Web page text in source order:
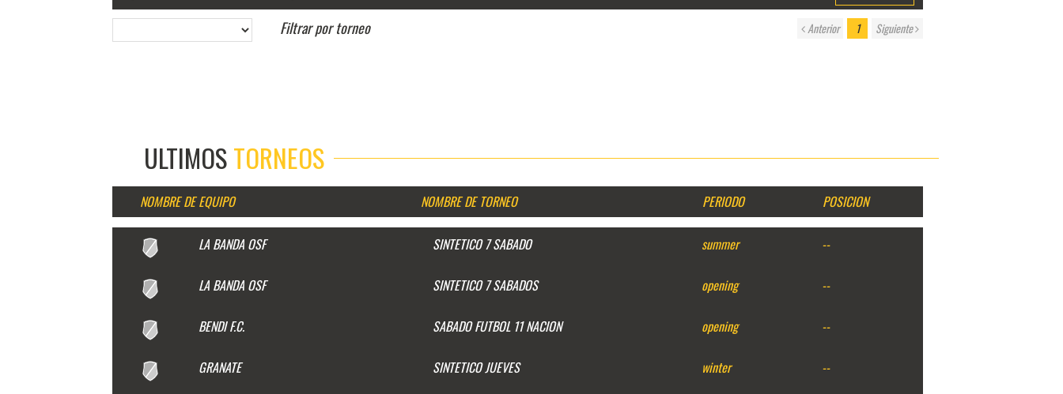
Filtrar por torneo Anterior 1 Siguiente
ULTIMOSTORNEOS
NOMBRE DE EQUIPO NOMBRE DE TORNEO PERIODO POSICION
LA BANDA OSF SINTETICO 7 SABADO summer --
LA BANDA OSF SINTETICO 7 SABADOS opening --
BENDI F.C. SABADO FUTBOL 11 NACION opening --
GRANATE SINTETICO JUEVES winter --